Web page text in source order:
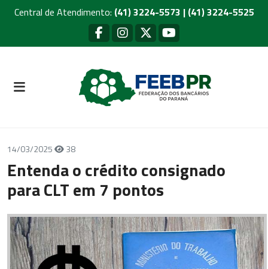
Central de Atendimento: (41) 3224-5573 | (41) 3224-5525
14/03/2025 38
Entenda o crédito consignado
para CLT em 7 pontos